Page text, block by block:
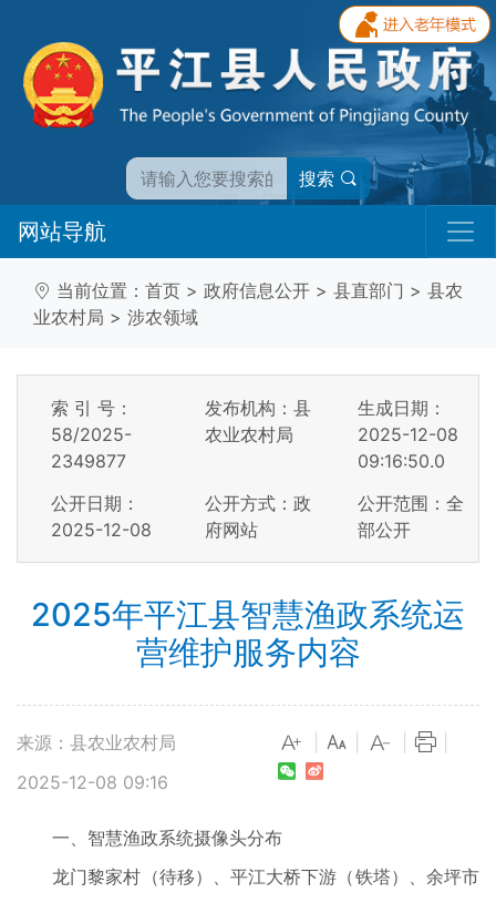
搜索
网站导航
当前位置： 首页 > 政府信息公开 > 县直部门 > 县农
业农村局 > 涉农领域
索 引 号：
58/2025-
2349877
发布机构：县
农业农村局
生成日期：
2025-12-08
09:16:50.0
公开日期：
2025-12-08
公开方式：政
府网站
公开范围：全
部公开
2025年平江县智慧渔政系统运
营维护服务内容
来源：县农业农村局
2025-12-08 09:16
一、智慧渔政系统摄像头分布
龙门黎家村（待移）、平江大桥下游（铁塔）、余坪市